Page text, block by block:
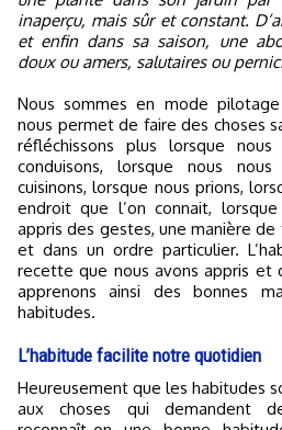
inaperçu, mais sûr et constant.
et enfin dans sa saison, une
doux ou amers, salutaires ou
Nous sommes en mode pilotage
nous permet de faire des choses
réfléchissons plus lorsque nous
conduisons, lorsque nous
cuisinons, lorsque nous prions,
endroit que l’on connait,
appris des gestes, une manière
et dans un ordre particulier.
recette que nous avons appris et
apprenons ainsi des bonnes
habitudes.
L’habitude facilite notre quotidien
Heureusement que les habitudes sont là pour laisser la place
aux choses qui demandent